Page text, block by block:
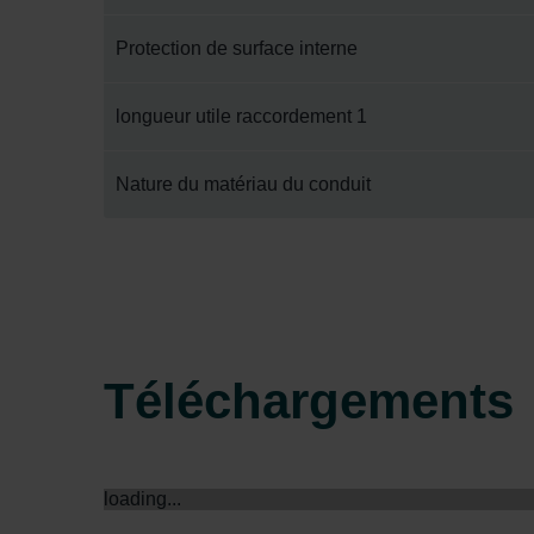
Zehnder Group İç Mekan
Zehnder Group Sales
Zehnder Polska Sp. z o.o.:
Protection de surface interne
longueur utile raccordement 1
Nature du matériau du conduit
Téléchargements
loading...